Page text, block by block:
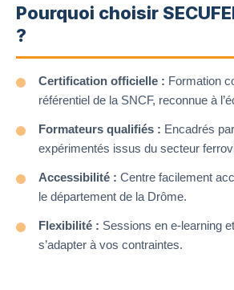
Pourquoi choisir
?
Certification officielle : Formation
référentiel de la SNCF, reconnue à
Formateurs qualifiés : Encadrés
expérimentés issus du secteur
Accessibilité : Centre facilement
le département de la Drôme.
Flexibilité : Sessions en e-learning
s’adapter à vos contraintes.